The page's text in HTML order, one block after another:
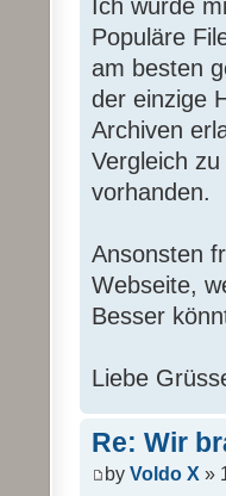
Ich würde
Populäre
am besten
der einzige
Archiven
Vergleich
vorhanden.
Ansonsten
Webseite,
Besser
Liebe
Re: Wir
by Voldo X »